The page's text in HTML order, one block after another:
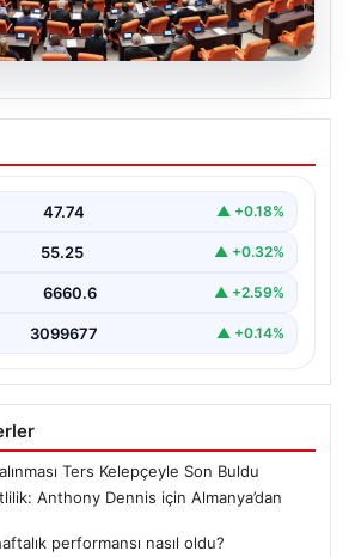
sonra suçlara erteleme. 10
yasası. Ne zaman
47.74 ▲ +0.18%
55.25 ▲ +0.32%
6660.6 ▲ +2.59%
3099677 ▲ +0.14%
Ters Kelepçeyle Son Buldu
Anthony Dennis için Almanya’dan
performansı nasıl oldu?